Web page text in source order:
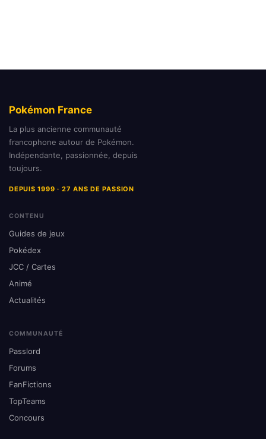
Pokémon France
La plus ancienne communauté
francophone autour de Pokémon.
Indépendante, passionnée, depuis
toujours.
DEPUIS 1999 · 27 ANS DE PASSION
CONTENU
Guides de jeux
Pokédex
JCC / Cartes
Animé
Actualités
COMMUNAUTÉ
Passlord
Forums
FanFictions
TopTeams
Concours